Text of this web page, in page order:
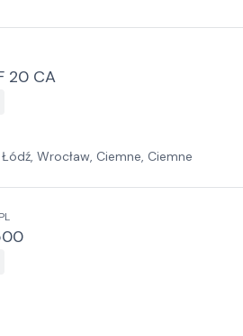
20 CA
Wrocław, Ciemne, Ciemne